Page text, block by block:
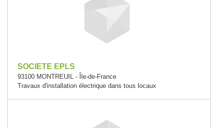
SOCIETE EPLS
93100 MONTREUIL - Île-de-France
Travaux d'installation électrique dans tous locaux